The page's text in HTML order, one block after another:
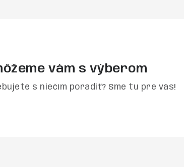
vám s výberom
s niečím poradiť? Sme tu pre vás!